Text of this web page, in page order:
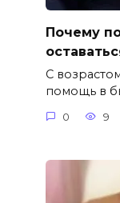
Почему
С
помощь в
0 9